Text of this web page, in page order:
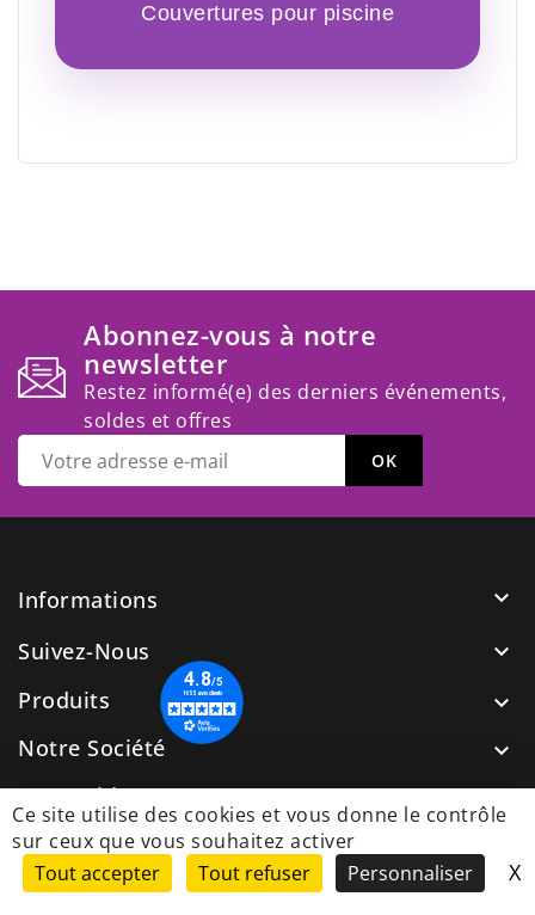
Ce site utilise des cookies et vous donne le contrôle
sur ceux que vous souhaitez activer
Tout accepter
Tout refuser Personnaliser X
Couvertures pour piscine
Abonnez-vous à notre
newsletter
Restez informé(e) des derniers événements,
soldes et offres
Informations

Suivez-Nous

Produits

Notre Société

Nos Guides

© 2026 - Site Web développé par PiscineWebStore cp